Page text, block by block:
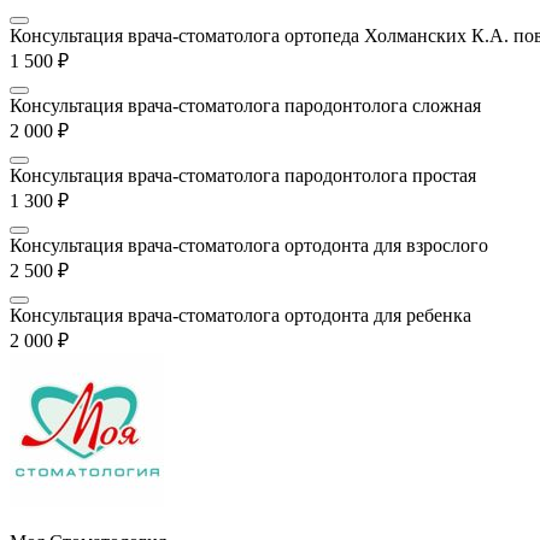
Консультация врача-стоматолога ортопеда Холманских К.А.
1 500 ₽
Консультация врача-стоматолога пародонтолога сложная
2 000 ₽
Консультация врача-стоматолога пародонтолога простая
1 300 ₽
Консультация врача-стоматолога ортодонта для взрослого
2 500 ₽
Консультация врача-стоматолога ортодонта для ребенка
2 000 ₽